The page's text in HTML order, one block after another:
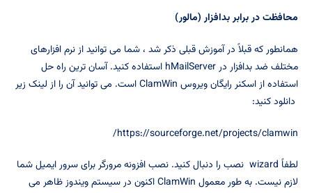
محافظت در برابر بدافزار (مالور)
همانطور که قبلاً در آموزش قبلی ذکر شد ، شما می توانید از نرم افزارهای
مختلف ضد بدافزار در hMailServer استفاده کنید. آسان ترین راه حل
استفاده از اسکنر رایگان ویروس ClamWin است. می توانید آن را از لینک زیر
دانلود کنید:
https://sourceforge.net/projects/clamwin/
لطفاً wizard نصب را دنبال کنید. نصب افزونه مرورگر برای سرور ایمیل شما
لازم نیست. به طور معمول ClamWin اکنون در سیستم ویندوز ظاهر می